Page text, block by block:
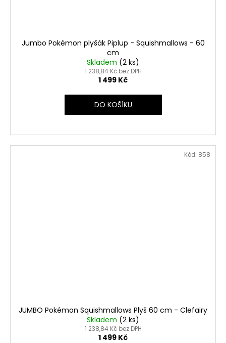
Jumbo Pokémon plyšák Piplup - Squishmallows - 60
cm
Skladem (2 ks)
1 238,84 Kč bez DPH
1 499 Kč
DO KOŠÍKU
JUMBO Pokémon Squishmallows Plyš 60 cm - Clefairy
Skladem (2 ks)
1 238,84 Kč bez DPH
1 499 Kč
Kód: 858